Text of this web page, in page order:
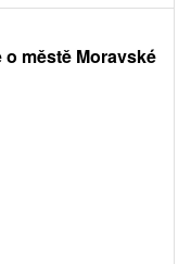
městě Moravské